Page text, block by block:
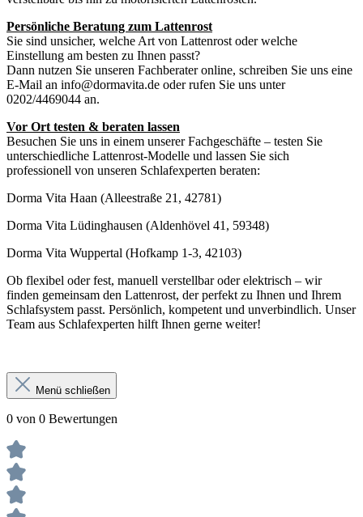
Persönliche Beratung zum Lattenrost
Sie sind unsicher, welche Art von Lattenrost oder welche
Einstellung am besten zu Ihnen passt?
Dann nutzen Sie unseren Fachberater online, schreiben Sie uns eine
E-Mail an info@dormavita.de oder rufen Sie uns unter
0202/4469044 an.
Vor Ort testen & beraten lassen
Besuchen Sie uns in einem unserer Fachgeschäfte – testen Sie
unterschiedliche Lattenrost-Modelle und lassen Sie sich
professionell von unseren Schlafexperten beraten:
Dorma Vita Haan (Alleestraße 21, 42781)
Dorma Vita Lüdinghausen (Aldenhövel 41, 59348)
Dorma Vita Wuppertal (Hofkamp 1-3, 42103)
Ob flexibel oder fest, manuell verstellbar oder elektrisch – wir
finden gemeinsam den Lattenrost, der perfekt zu Ihnen und Ihrem
Schlafsystem passt. Persönlich, kompetent und unverbindlich. Unser
Team aus Schlafexperten hilft Ihnen gerne weiter!
Menü schließen
0 von 0 Bewertungen